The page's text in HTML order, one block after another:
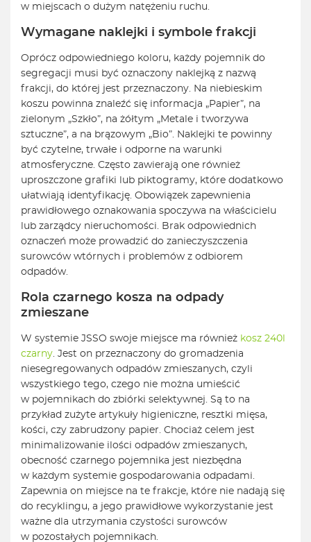
w miejscach o dużym natężeniu ruchu.
Wymagane naklejki i symbole frakcji
Oprócz odpowiedniego koloru, każdy pojemnik do
segregacji musi być oznaczony naklejką z nazwą
frakcji, do której jest przeznaczony. Na niebieskim
koszu powinna znaleźć się informacja „Papier”, na
zielonym „Szkło”, na żółtym „Metale i tworzywa
sztuczne”, a na brązowym „Bio”. Naklejki te powinny
być czytelne, trwałe i odporne na warunki
atmosferyczne. Często zawierają one również
uproszczone grafiki lub piktogramy, które dodatkowo
ułatwiają identyfikację. Obowiązek zapewnienia
prawidłowego oznakowania spoczywa na właścicielu
lub zarządcy nieruchomości. Brak odpowiednich
oznaczeń może prowadzić do zanieczyszczenia
surowców wtórnych i problemów z odbiorem
odpadów.
Rola czarnego kosza na odpady
zmieszane
W systemie JSSO swoje miejsce ma również kosz 240l
czarny. Jest on przeznaczony do gromadzenia
niesegregowanych odpadów zmieszanych, czyli
wszystkiego tego, czego nie można umieścić
w pojemnikach do zbiórki selektywnej. Są to na
przykład zużyte artykuły higieniczne, resztki mięsa,
kości, czy zabrudzony papier. Chociaż celem jest
minimalizowanie ilości odpadów zmieszanych,
obecność czarnego pojemnika jest niezbędna
w każdym systemie gospodarowania odpadami.
Zapewnia on miejsce na te frakcje, które nie nadają się
do recyklingu, a jego prawidłowe wykorzystanie jest
ważne dla utrzymania czystości surowców
w pozostałych pojemnikach.